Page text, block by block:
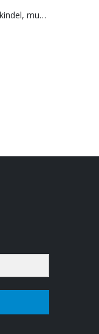
Seljakott, vargakindel, must, Bobby Bizz Backpack